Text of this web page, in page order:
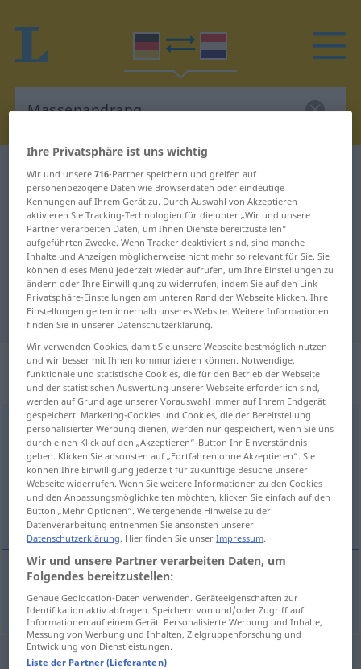
Deutsch-Niederländisch Wörterbuch
Massenandrang
Deutsch-Niederländisch
Übersetzung für "Massenandrang"
"Massenandrang" Niederländisch
Übersetzung
„Massenandrang“: Maskulinum,
männlich
Massenandrangm
Übersicht aller Übersetzungen
(Für mehr Details die Übersetzung anklicken/antippen)
massale drukte
massaledrukte(odtoeloop) Massenandrang
Ihre Privatsphäre ist uns wichtig
Wir und unsere716-Partner speichern und greifen auf
personenbezogene Daten wie Browserdaten oder eindeutige
Kennungen auf Ihrem Gerät zu. Durch Auswahl von Akzeptieren
aktivieren Sie Tracking-Technologien für die unter „Wir und unsere
Partner verarbeiten Daten, um Ihnen Dienste bereitzustellen“
aufgeführten Zwecke. Wenn Tracker deaktiviert sind, sind manche
Inhalte und Anzeigen möglicherweise nicht mehr so relevant für Sie. Sie
können dieses Menü jederzeit wieder aufrufen, um Ihre Einstellungen zu
ändern oder Ihre Einwilligung zu widerrufen, indem Sie auf den Link
Privatsphäre-Einstellungen am unteren Rand der Webseite klicken. Ihre
Einstellungen gelten innerhalb unseres Website. Weitere Informationen
finden Sie in unserer Datenschutzerklärung.
Wir verwenden Cookies, damit Sie unsere Webseite bestmöglich nutzen
und wir besser mit Ihnen kommunizieren können. Notwendige,
funktionale und statistische Cookies, die für den Betrieb der Webseite
und der statistischen Auswertung unserer Webseite erforderlich sind,
werden auf Grundlage unserer Vorauswahl immer auf Ihrem Endgerät
gespeichert. Marketing-Cookies und Cookies, die der Bereitstellung
personalisierter Werbung dienen, werden nur gespeichert, wenn Sie uns
durch einen Klick auf den „Akzeptieren“-Button Ihr Einverständnis
geben. Klicken Sie ansonsten auf „Fortfahren ohne Akzeptieren“. Sie
können Ihre Einwilligung jederzeit für zukünftige Besuche unserer
Webseite widerrufen. Wenn Sie weitere Informationen zu den Cookies
und den Anpassungsmöglichkeiten möchten, klicken Sie einfach auf den
Button „Mehr Optionen“. Weitergehende Hinweise zu der
Datenverarbeitung entnehmen Sie ansonsten unserer
Datenschutzerklärung. Hier finden Sie unserImpressum.
Wir und unsere Partner verarbeiten Daten, um
Folgendes bereitzustellen:
Genaue Geolocation-Daten verwenden. Geräteeigenschaften zur
Identifikation aktiv abfragen. Speichern von und/oder Zugriff auf
Informationen auf einem Gerät. Personalisierte Werbung und Inhalte,
Messung von Werbung und Inhalten, Zielgruppenforschung und
Entwicklung von Dienstleistungen.
Liste der Partner (Lieferanten)